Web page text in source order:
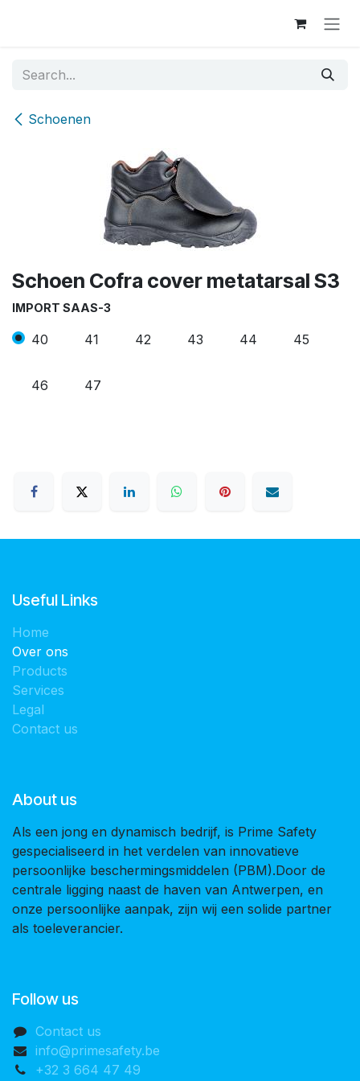
Schoenen
Schoen Cofra cover metatarsal S3
IMPORT SAAS-3
40 41 42 43 44 45
46 47
Useful Links
Home
Over ons
Products
Services
Legal
Contact us
About us
Als een jong en dynamisch bedrijf, is Prime Safety
gespecialiseerd in het verdelen van innovatieve
persoonlijke beschermingsmiddelen (PBM).Door de
centrale ligging naast de haven van Antwerpen, en
onze persoonlijke aanpak, zijn wij een solide partner
als toeleverancier.
Follow us
Contact us
info@primesafety.be
+32 3 664 47 49